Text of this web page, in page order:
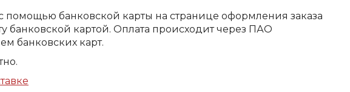
помощью банковской карты на странице оформления заказа
банковской картой. Оплата происходит через ПАО
банковских карт.